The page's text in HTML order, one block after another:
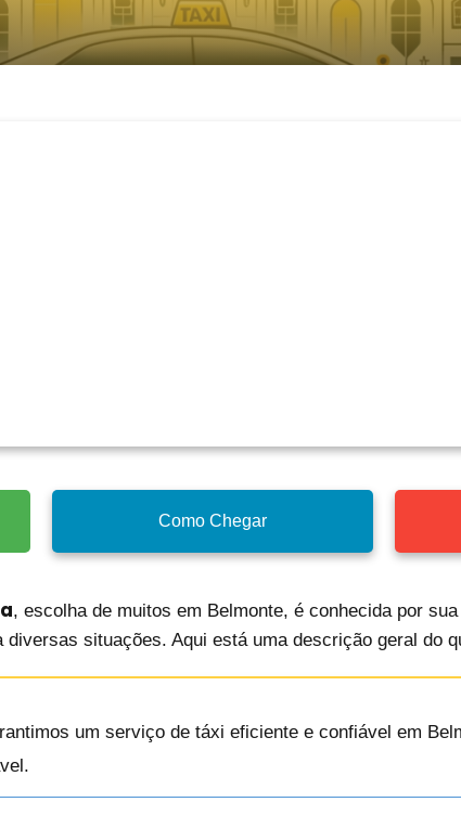
Como Chegar
, escolha de muitos em Belmonte, é conhecida por
diversas situações. Aqui está uma descrição geral do
um serviço de táxi eficiente e confiável em